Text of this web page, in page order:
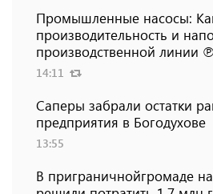
Промышленные насосы:
производительность и
производственной линии ℗
14:11
Саперы забрали остатки
предприятия в Богодухове
13:55
В приграничнойгромаде